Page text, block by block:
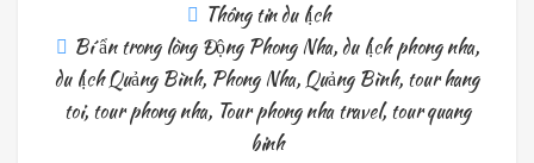
Thông tin du lịch
Bí ẩn trong lòng Động Phong Nha,du lịch phong nha,
du lịch Quảng Bình, Phong Nha, Quảng Bình, tour hang
toi, tour phong nha, Tour phong nha travel,tour quang
binh